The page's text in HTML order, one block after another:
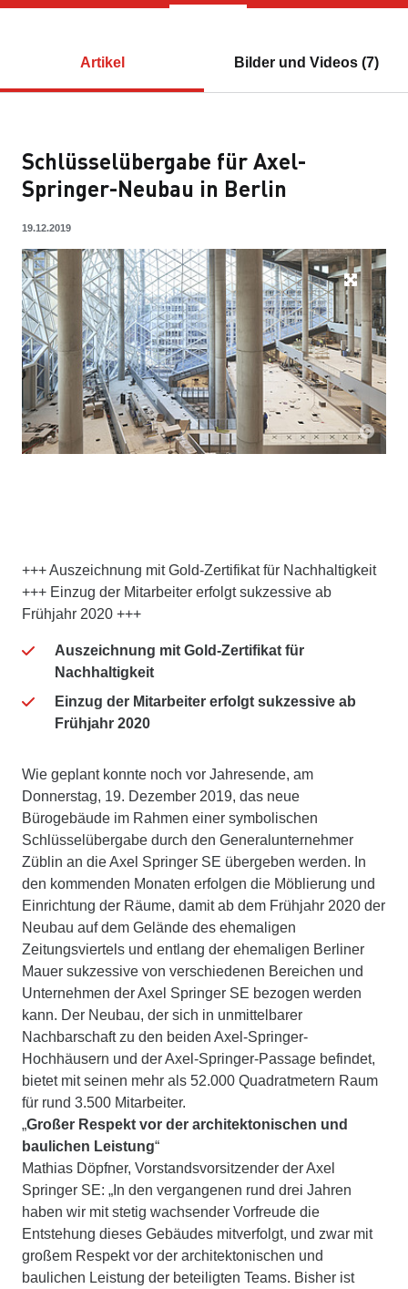
Artikel Bilder und Videos (7)
Schlüsselübergabe für Axel-
Springer-Neubau in Berlin
19.12.2019
+++ Auszeichnung mit Gold-Zertifikat für Nachhaltigkeit
+++ Einzug der Mitarbeiter erfolgt sukzessive ab
Frühjahr 2020 +++
Auszeichnung mit Gold-Zertifikat für
Nachhaltigkeit
Einzug der Mitarbeiter erfolgt sukzessive ab
Frühjahr 2020
Wie geplant konnte noch vor Jahresende, am
Donnerstag, 19. Dezember 2019, das neue
Bürogebäude im Rahmen einer symbolischen
Schlüsselübergabe durch den Generalunternehmer
Züblin an die Axel Springer SE übergeben werden. In
den kommenden Monaten erfolgen die Möblierung und
Einrichtung der Räume, damit ab dem Frühjahr 2020 der
Neubau auf dem Gelände des ehemaligen
Zeitungsviertels und entlang der ehemaligen Berliner
Mauer sukzessive von verschiedenen Bereichen und
Unternehmen der Axel Springer SE bezogen werden
kann. Der Neubau, der sich in unmittelbarer
Nachbarschaft zu den beiden Axel-Springer-
Hochhäusern und der Axel-Springer-Passage befindet,
bietet mit seinen mehr als 52.000 Quadratmetern Raum
für rund 3.500 Mitarbeiter.
„Großer Respekt vor der architektonischen und
baulichen Leistung“
Mathias Döpfner, Vorstandsvorsitzender der Axel
Springer SE: „In den vergangenen rund drei Jahren
haben wir mit stetig wachsender Vorfreude die
Entstehung dieses Gebäudes mitverfolgt, und zwar mit
großem Respekt vor der architektonischen und
baulichen Leistung der beteiligten Teams. Bisher ist